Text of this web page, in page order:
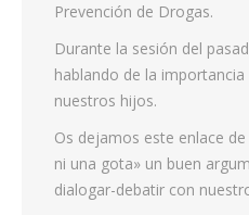
Prevención de Drogas.
Durante la sesión del
hablando de la
nuestros hijos.
Os dejamos este enlace
ni una gota» un buen
dialogar-debatir con